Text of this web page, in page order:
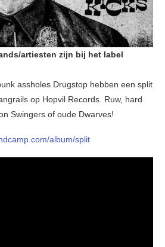
artiesten zijn bij het label
assholes Drugstop hebben een split
op Hopvil Records. Ruw, hard
Swingers of oude Dwarves!
album/split